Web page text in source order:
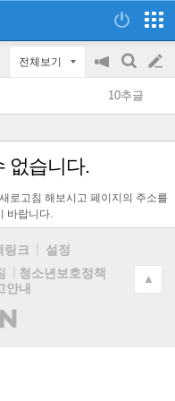
전체보기
공
지
on/off
검
색
글
쓰
기
10추글
없습니다.
로고침 해보시고 페이지의 주소를
바랍니다.
링크
설정
청소년보호정책
안내
▲